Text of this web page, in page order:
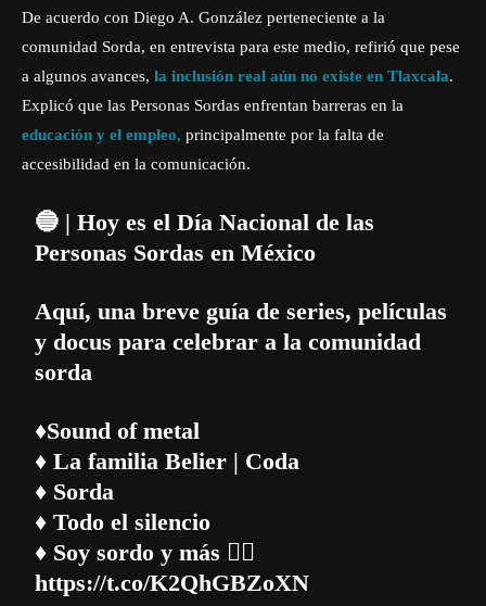
De acuerdo con Diego A. González perteneciente a la
comunidad Sorda, en entrevista para este medio, refirió que pese
a algunos avances, la inclusión real aún no existe en Tlaxcala.
Explicó que las Personas Sordas enfrentan barreras en la
educación y el empleo, principalmente por la falta de
accesibilidad en la comunicación.
🔵 | Hoy es el Día Nacional de las
Personas Sordas en México
Aquí, una breve guía de series, películas
y docus para celebrar a la comunidad
sorda
♦️Sound of metal
♦️ La familia Belier | Coda
♦️ Sorda
♦️ Todo el silencio
♦️ Soy sordo y más 👇🏾
https://t.co/K2QhGBZoXN